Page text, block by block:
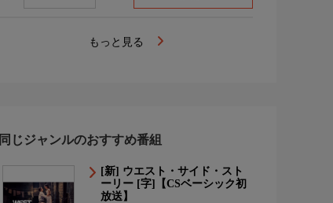
もっと見る
同じジャンルのおすすめ番組
[新] ウエスト・サイド・スト
ーリー [字]【CSベーシック初
放送】